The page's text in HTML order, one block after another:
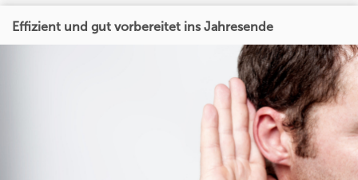
Effizient und gut vorbereitet ins Jahresende